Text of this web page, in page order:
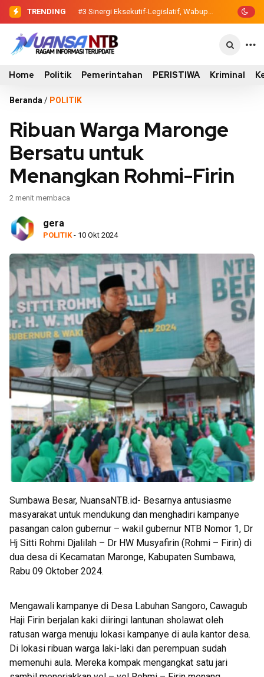
TRENDING #3 Sinergi Eksekutif-Legislatif, Wabup
Ansori Serahkan Tujuh Kontainer
Home Politik Pemerintahan PERISTIWA Kriminal
Beranda / POLITIK
Ribuan Warga Maronge
Bersatu untuk
Menangkan Rohmi-Firin
2 menit membaca
gera
POLITIK - 10 Okt 2024
Sumbawa Besar, NuansaNTB.id- Besarnya antusiasme
masyarakat untuk mendukung dan menghadiri kampanye
pasangan calon gubernur – wakil gubernur NTB Nomor 1, Dr
Hj Sitti Rohmi Djalilah – Dr HW Musyafirin (Rohmi – Firin) di
dua desa di Kecamatan Maronge, Kabupaten Sumbawa,
Rabu 09 Oktober 2024.
Mengawali kampanye di Desa Labuhan Sangoro, Cawagub
Haji Firin berjalan kaki diiringi lantunan sholawat oleh
ratusan warga menuju lokasi kampanye di aula kantor desa.
Di lokasi ribuan warga laki-laki dan perempuan sudah
memenuhi aula. Mereka kompak mengangkat satu jari